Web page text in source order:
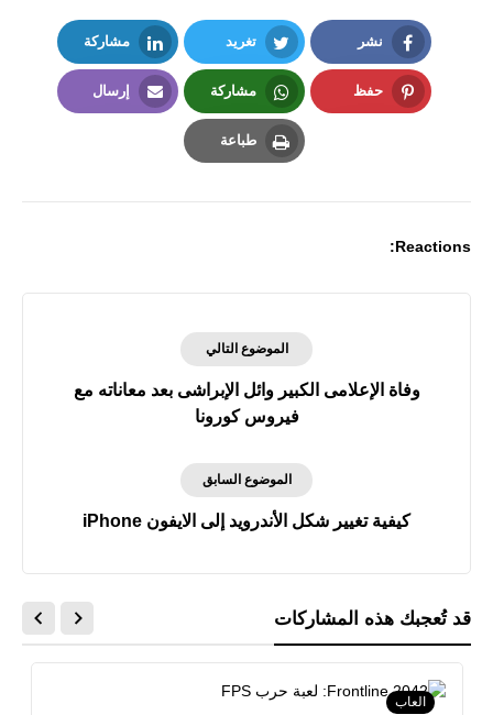
نشر
Facebook
تغريد
Twitter
مشاركة
LinkedIn
حفظ مشاركة
Whatsapp
إرسال
طباعة
Reactions:
الموضوع التالي
وفاة الإعلامى الكبير وائل الإبراشى بعد معاناته مع
فيروس كورونا
الموضوع السابق
كيفية تغيير شكل الأندرويد إلى الايفون iPhone
قد تُعجبك هذه المشاركات
العاب